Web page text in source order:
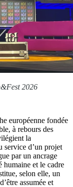
2026
européenne fondée
à rebours des
la
service d’un projet
par un ancrage
humaine et le cadre
selon elle, un
assumée et